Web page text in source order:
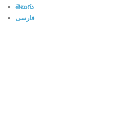
తెలుగు
فارسی